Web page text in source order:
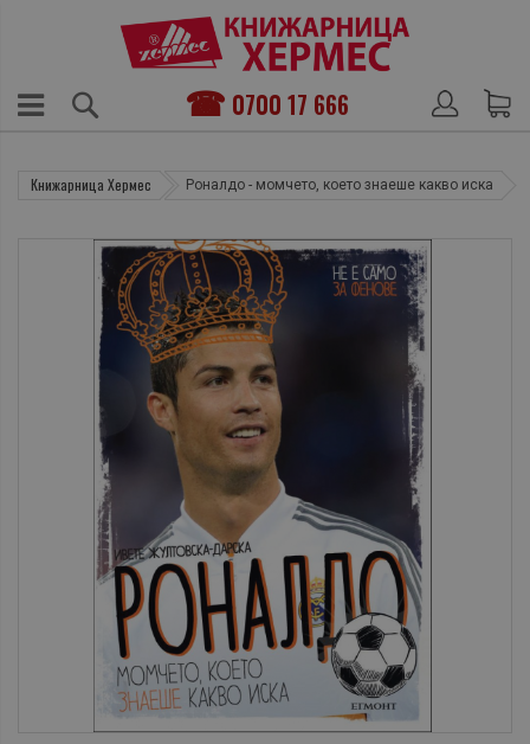
0700 17 666
Книжарница Хермес Роналдо - момчето, което знаеше какво иска